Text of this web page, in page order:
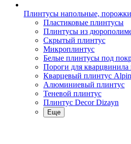
Плинтусы напольные, порожки
Пластиковые плинтусы
Плинтусы из
Скрытый плинтус
Микроплинтус
Белые плинтусы под
Пороги для кварцвинила
Кварцевый плинтус
Алюминиевый плинтус
Теневой плинтус
Плинтус Decor Dizayn
Еще